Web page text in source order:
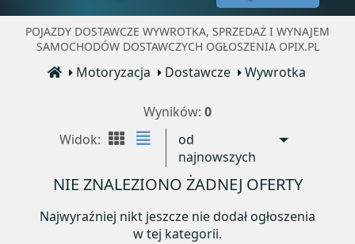
POJAZDY DOSTAWCZE WYWROTKA, SPRZEDAŻ I WYNAJEM
SAMOCHODÓW DOSTAWCZYCH OGŁOSZENIA OPIX.PL
Motoryzacja Dostawcze Wywrotka
Wyników: 0
Widok:
od
najnowszych
NIE ZNALEZIONO ŻADNEJ OFERTY
Najwyraźniej nikt jeszcze nie dodał ogłoszenia
w tej kategorii.